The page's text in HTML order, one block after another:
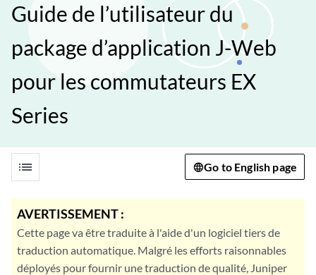
Guide de l’utilisateur du
package d’application J-Web
pour les commutateurs EX
Series
list Go to English page
AVERTISSEMENT :
Cette page va être traduite à l'aide d'un logiciel tiers de
traduction automatique. Malgré les efforts raisonnables
déployés pour fournir une traduction de qualité, Juniper